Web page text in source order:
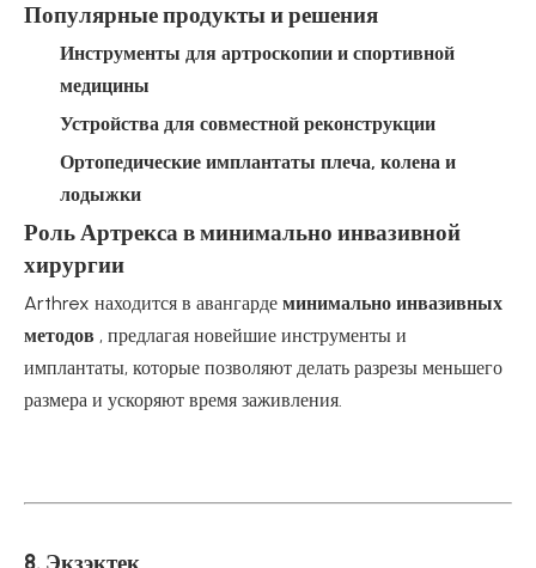
Популярные продукты и решения
Инструменты для артроскопии и спортивной
медицины
Устройства для совместной реконструкции
Ортопедические имплантаты плеча, колена и
лодыжки
Роль Артрекса в минимально инвазивной
хирургии
Arthrex находится в авангарде минимально инвазивных
методов , предлагая новейшие инструменты и
имплантаты, которые позволяют делать разрезы меньшего
размера и ускоряют время заживления.
8. Экзэктек